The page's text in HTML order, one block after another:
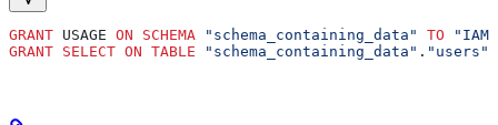
GRANT USAGE ON SCHEMA "schema_containing_data" TO
GRANT SELECT ON TABLE "schema_containing_data" . "users"